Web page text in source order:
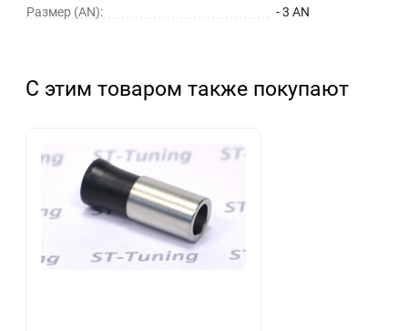
Размер (AN): - 3 AN
С этим товаром также покупают